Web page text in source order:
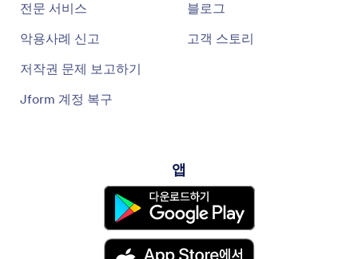
전문 서비스
악용사례 신고
저작권 문제 보고하기
Jform 계정 복구
블로그
고객 스토리
앱